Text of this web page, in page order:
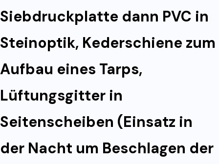
Siebdruckplatte dann PVC in
Steinoptik, Kederschiene zum
Aufbau eines Tarps,
Lüftungsgitter in
Seitenscheiben (Einsatz in
der Nacht um Beschlagen der